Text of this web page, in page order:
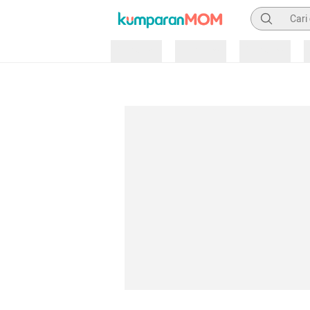
Pencarian